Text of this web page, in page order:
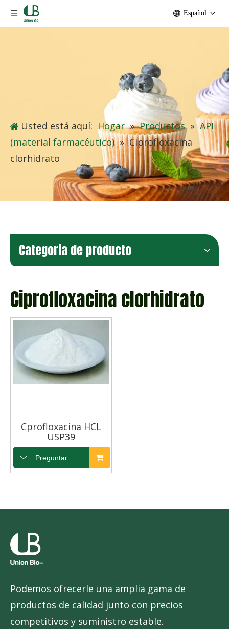
Español
Usted está aquí: Hogar » Productos » API
(material farmacéutico) » Ciprofloxacina
clorhidrato
Categoria de producto
Ciprofloxacina clorhidrato
Cprofloxacina HCL
USP39
Preguntar
Podemos ofrecerle una amplia gama de
productos de calidad junto con precios
competitivos y suministro estable.